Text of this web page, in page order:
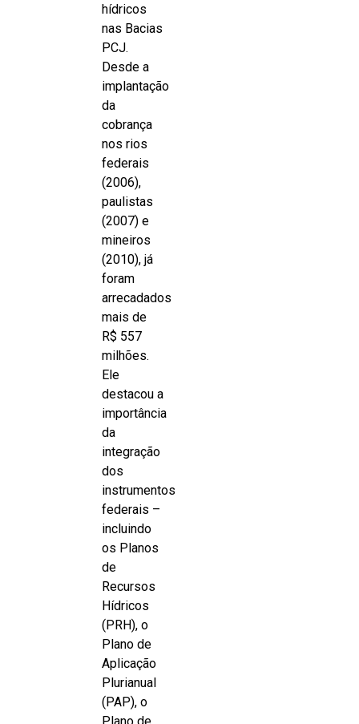
hídricos
nas Bacias
PCJ.
Desde a
implantação
da
cobrança
nos rios
federais
(2006),
paulistas
(2007) e
mineiros
(2010), já
foram
arrecadados
mais de
R$ 557
milhões.
Ele
destacou a
importância
da
integração
dos
instrumentos
federais –
incluindo
os Planos
de
Recursos
Hídricos
(PRH), o
Plano de
Aplicação
Plurianual
(PAP), o